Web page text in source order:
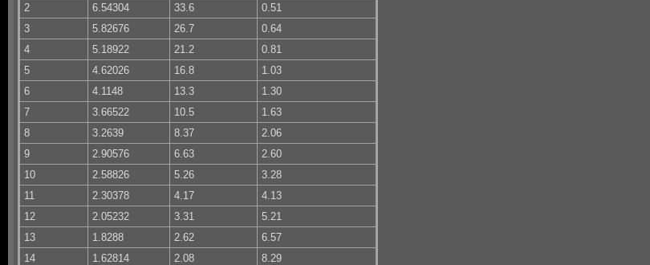
2
6.54304 33.6
0.51
3
5.82676 26.7
0.64
4
5.18922 21.2
0.81
5
4.62026 16.8
1.03
6
4.1148 13.3
1.30
7
3.66522 10.5
1.63
8
3.2639 8.37
2.06
9
2.90576 6.63
2.60
10
2.58826 5.26
3.28
11
2.30378 4.17
4.13
12
2.05232 3.31
5.21
13
1.8288 2.62
6.57
14
1.62814 2.08
8.29